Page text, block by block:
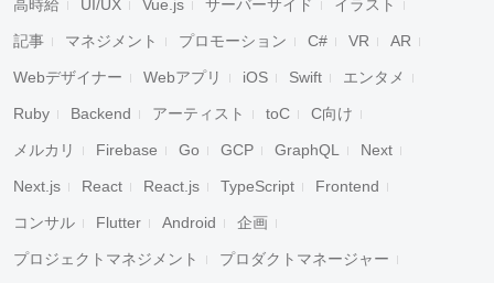
高時給 UI/UX Vue.js サーバーサイド イラスト
記事 マネジメント プロモーション C# VR AR
Webデザイナー Webアプリ iOS Swift エンタメ
Ruby Backend アーティスト toC C向け
メルカリ Firebase Go GCP GraphQL Next
Next.js React React.js TypeScript Frontend
コンサル Flutter Android 企画
プロジェクトマネジメント プロダクトマネージャー